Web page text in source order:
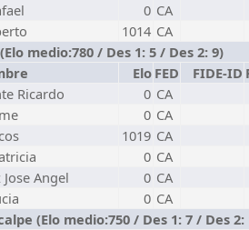
0 CA
1014 CA
medio:780 / Des 1: 5 / Des 2: 9)
Elo FED FIDE-ID
Ricardo 0 CA
0 CA
1019 CA
0 CA
Angel 0 CA
0 CA
(Elo medio:750 / Des 1: 7 / Des 2: